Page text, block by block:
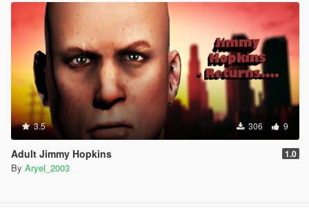
3.5 306 9
Adult Jimmy Hopkins 1.0
By Aryel_2003